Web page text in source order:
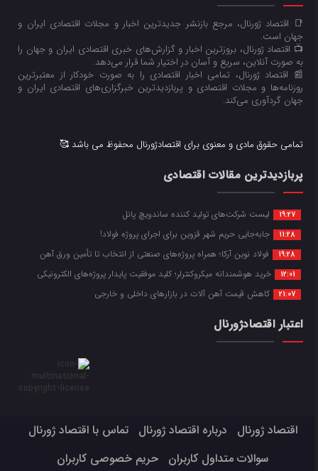
📑 اقتصاد ژورنال، مرجع بازنشر جدیدترین اخبار و مجلات اقتصادی ایران و
جهان است.
📺 اقتصاد ژورنال، بروزترین اخبار و گزارش‌های خبری اقتصادی ایران و جهان را
به صورت آنلاین، سریع و آسان در اختیار شما قرار می‌‌دهد.
📰 اقتصاد ژورنال، تمامی اخبار اقتصادی را به صورت خودکار از معتبرترین
روزنامه‌ها و مجلات اقتصادی و پربازدیدترین خبرگزاری‌های اقتصادی ایران و
جهان گردآوری می‌کند.
تمامی حقوق مادی و معنوی برای اقتصادژورنال محفوظ می باشد 🥰
پربازدیدترین مقالات اقتصادی
19:27 لیست شرکت‌های تولید کننده ساندویچ پانل
11:28 جابه‌جایی حریم شهر قزوین برای اجرای پروژه فولاد!
19:28 فولاد نوین آرکا؛ همراه پروژه‌های صنعتی از انتخاب تا تأمین ورق آهن
12:01 خرید هوشمندانه میکروکنترلر؛ کلید موفقیت پایدار پروژه‌های الکترونیکی
21:07 کاهش قیمت آهن آلات در بازارهای داخلی و خارجی
اعتبار اقتصادژورنال
اقتصاد ژورنال درباره اقتصاد ژورنال
تماس با اقتصاد ژورنال
سوالات متداول کاربران
حریم خصوصی کاربران